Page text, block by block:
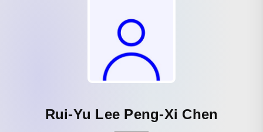
Rui-Yu Lee Peng-Xi Chen